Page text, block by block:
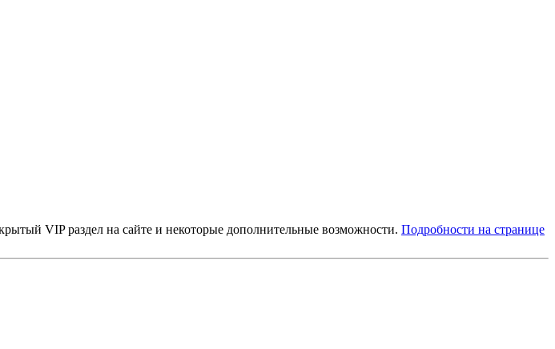
VIP раздел на сайте и некоторые дополнительные возможности. Подробности на странице